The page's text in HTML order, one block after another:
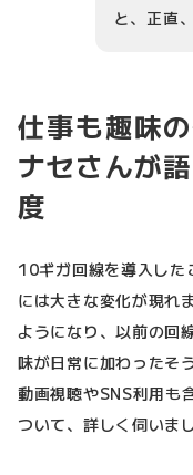
と、正直
仕事も趣味
ナセさんが
度
10ギガ回線を導入した
には大きな変化が現れ
ようになり、以前の回
味が日常に加わったそ
動画視聴やSNS利用も
ついて、詳しく伺いまし